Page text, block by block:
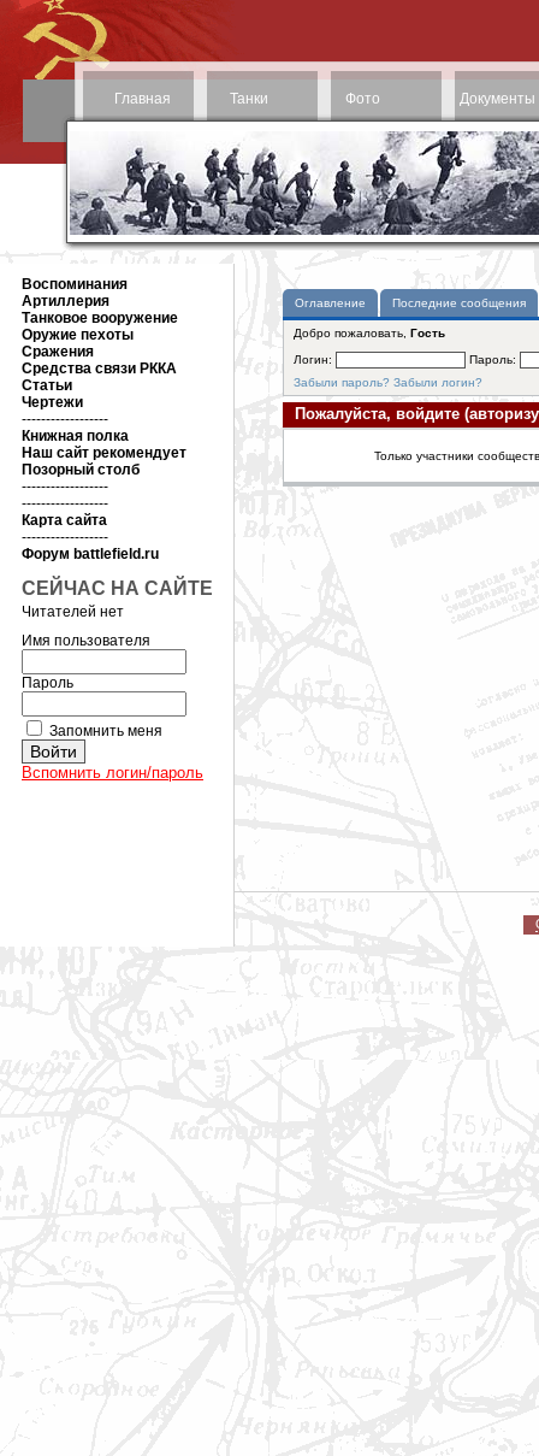
Главная Танки Фото Документы
Воспоминания
Артиллерия
Танковое вооружение
Оружие пехоты
Сражения
Средства связи РККА
Статьи
Чертежи
------------------
Книжная полка
Наш сайт рекомендует
Позорный столб
------------------
------------------
Карта сайта
------------------
Форум battlefield.ru
СЕЙЧАС НА САЙТЕ
Читателей нет
Имя пользователя
Пароль
Запомнить меня
Вспомнить логин/пароль
Оглавление Последние сообщения
Добро пожаловать, Гость
Логин:
Пароль:
Забыли пароль? Забыли логин?
Пожалуйста, войдите
Только участники